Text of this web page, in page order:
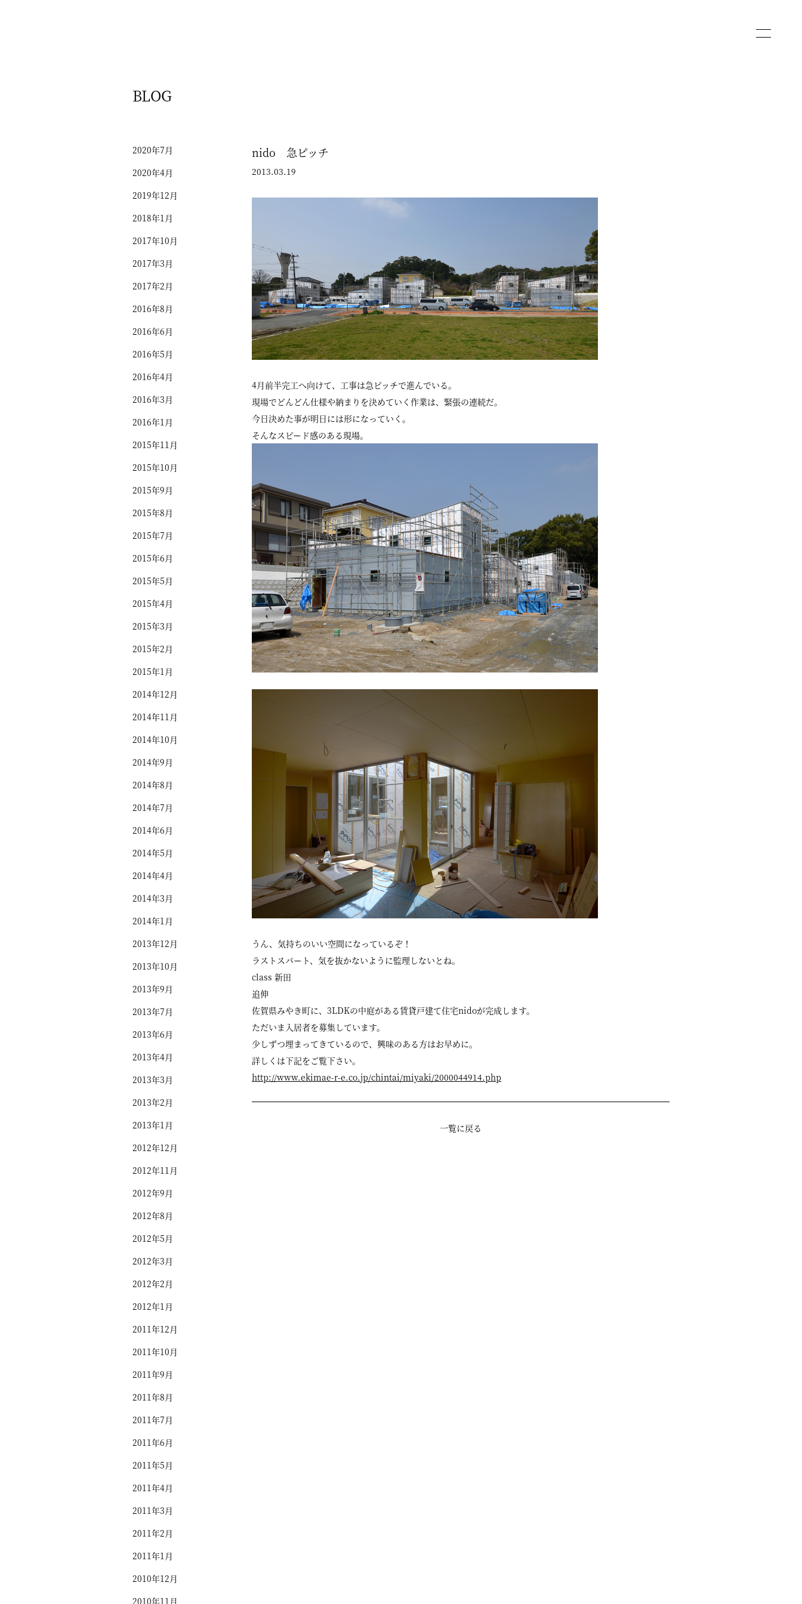
BLOG
2020年7月
2020年4月
2019年12月
2018年1月
2017年10月
2017年3月
2017年2月
2016年8月
2016年6月
2016年5月
2016年4月
2016年3月
2016年1月
2015年11月
2015年10月
2015年9月
2015年8月
2015年7月
2015年6月
2015年5月
2015年4月
2015年3月
2015年2月
2015年1月
2014年12月
2014年11月
2014年10月
2014年9月
2014年8月
2014年7月
2014年6月
2014年5月
2014年4月
2014年3月
2014年1月
2013年12月
2013年10月
2013年9月
2013年7月
2013年6月
2013年4月
2013年3月
2013年2月
2013年1月
2012年12月
2012年11月
2012年9月
2012年8月
2012年5月
2012年3月
2012年2月
2012年1月
2011年12月
2011年10月
2011年9月
2011年8月
2011年7月
2011年6月
2011年5月
2011年4月
2011年3月
2011年2月
2011年1月
2010年12月
2010年11月
nido 急ピッチ
2013.03.19
4月前半完工へ向けて、工事は急ピッチで進んでいる。
現場でどんどん仕様や納まりを決めていく作業は、緊張の連続だ。
今日決めた事が明日には形になっていく。
そんなスピード感のある現場。
うん、気持ちのいい空間になっているぞ！
ラストスパート、気を抜かないように監理しないとね。
class 新田
追伸
佐賀県みやき町に、3LDKの中庭がある賃貸戸建て住宅nidoが完成します。
ただいま入居者を募集しています。
少しずつ埋まってきているので、興味のある方はお早めに。
詳しくは下記をご覧下さい。
http://www.ekimae-r-e.co.jp/chintai/miyaki/2000044914.php
一覧に戻る